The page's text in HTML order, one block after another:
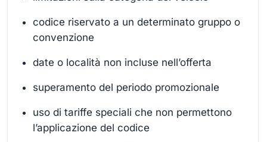
codice riservato a un determinato gruppo o
convenzione
date o località non incluse nell’offerta
superamento del periodo promozionale
uso di tariffe speciali che non permettono
l’applicazione del codice